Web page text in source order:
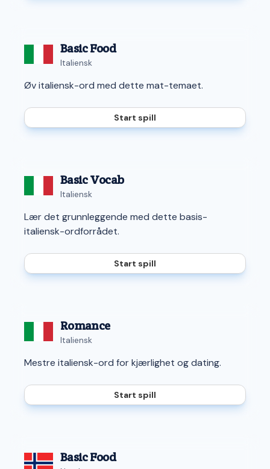
Basic Food
Italiensk
Øv italiensk-ord med dette mat-temaet.
Start spill
Basic Vocab
Italiensk
Lær det grunnleggende med dette basis-
italiensk-ordforrådet.
Start spill
Romance
Italiensk
Mestre italiensk-ord for kjærlighet og dating.
Start spill
Basic Food